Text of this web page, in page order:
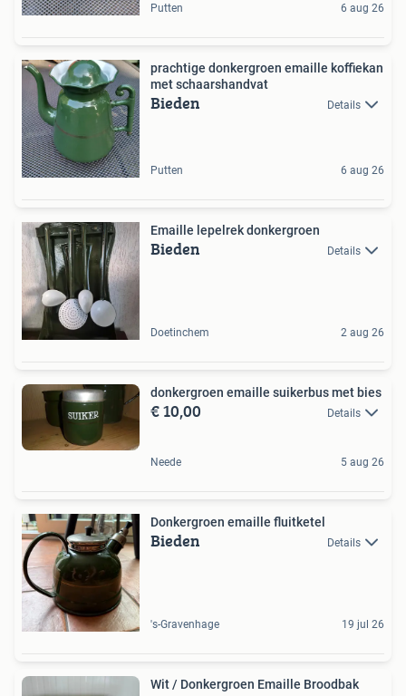
Putten 6 aug 26
prachtige donkergroen emaille koffiekan
met schaarshandvat
Bieden Details
Putten 6 aug 26
Emaille lepelrek donkergroen
Bieden Details
Doetinchem 2 aug 26
donkergroen emaille suikerbus met bies
€ 10,00 Details
Neede 5 aug 26
Donkergroen emaille fluitketel
Bieden Details
's-Gravenhage 19 jul 26
Wit / Donkergroen Emaille Broodbak